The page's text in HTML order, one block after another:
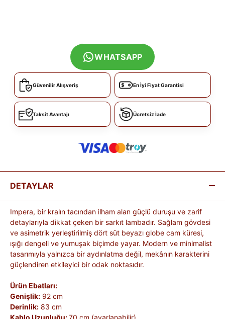
WHATSAPP
Güvenilir Alışveriş En İyi Fiyat Garantisi
Taksit Avantajı Ücretsiz İade
DETAYLAR
Impera, bir kralın tacından ilham alan güçlü duruşu ve zarif
detaylarıyla dikkat çeken bir sarkıt lambadır. Sağlam gövdesi
ve asimetrik yerleştirilmiş dört süt beyazı globe cam küresi,
ışığı dengeli ve yumuşak biçimde yayar. Modern ve minimalist
tasarımıyla yalnızca bir aydınlatma değil, mekânın karakterini
güçlendiren etkileyici bir odak noktasıdır.
Ürün Ebatları:
Genişlik: 92 cm
Derinlik: 83 cm
Kablo Uzunluğu:70 cm (ayarlanabilir)